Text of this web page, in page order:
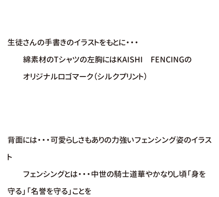
生徒さんの手書きのイラストをもとに・・・
綿素材のTシャツの左胸にはKAISHI FENCINGの
オリジナルロゴマーク（シルクプリント）
背面には・・・可愛らしさもありの力強いフェンシング姿のイラス
ト
フェンシングとは・・・中世の騎士道華やかなりし頃「身を
守る」「名誉を守る」ことを